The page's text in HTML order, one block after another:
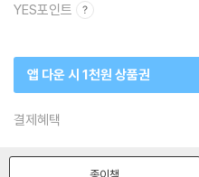
YES포인트
앱 다운 시 1천원 상품권
결제혜택
종이책